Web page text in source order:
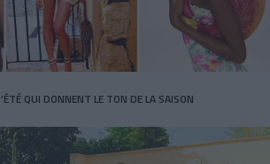
QUI DONNENT LE TON DE LA SAISON